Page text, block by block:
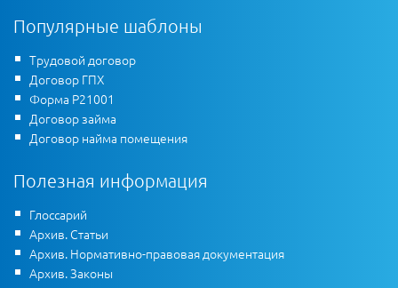
Популярные шаблоны
Трудовой договор
Договор ГПХ
Форма Р21001
Договор займа
Договор найма помещения
Полезная информация
Глоссарий
Архив. Статьи
Архив. Нормативно-правовая документация
Архив. Законы